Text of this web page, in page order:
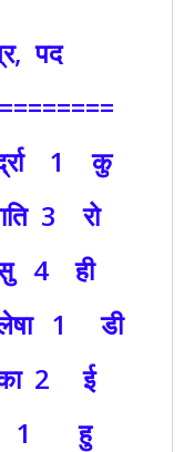
पद
1 कु
3 रो
4 ही
1 डी
2 ई
, 1 हु